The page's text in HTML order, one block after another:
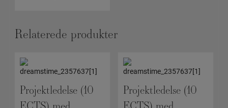
Relaterede produkter
Projektledelse (10
Projektledelse (10